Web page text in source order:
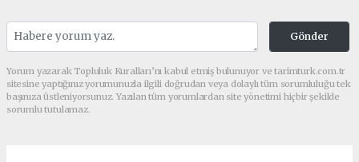
Gönder
Yorum yazarak Topluluk Kuralları’nı kabul etmiş bulunuyor ve tarimturk.com.tr
sitesine yaptığınız yorumunuzla ilgili doğrudan veya dolaylı tüm sorumluluğu tek
başınıza üstleniyorsunuz. Yazılan tüm yorumlardan site yönetimi hiçbir şekilde
sorumlu tutulamaz.